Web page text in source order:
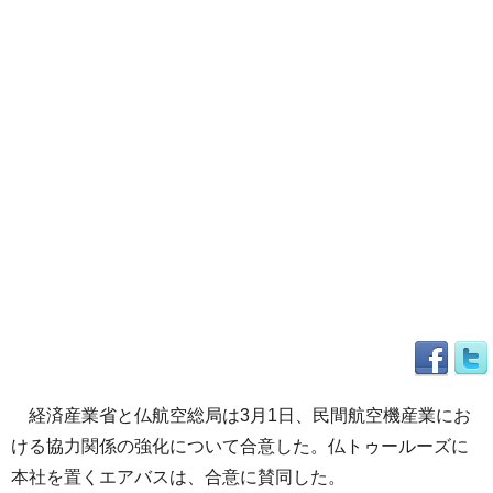
経済産業省と仏航空総局は3月1日、民間航空機産業にお
ける協力関係の強化について合意した。仏トゥールーズに
本社を置くエアバスは、合意に賛同した。